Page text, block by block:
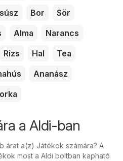
Bor
Sör
Alma
Narancs
Rizs Hal
Tea
Ananász
a Aldi-ban
árat a(z) Játékok számára? A
most a Aldi boltban kapható